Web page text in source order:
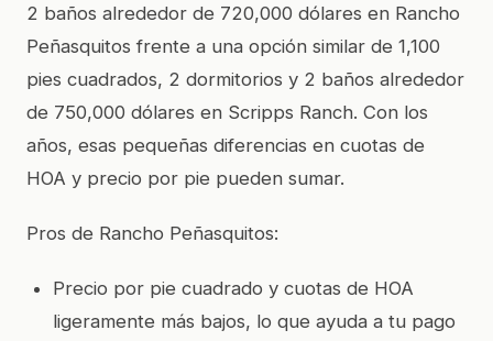
2 baños alrededor de 720,000 dólares en Rancho
Peñasquitos frente a una opción similar de 1,100
pies cuadrados, 2 dormitorios y 2 baños alrededor
de 750,000 dólares en Scripps Ranch. Con los
años, esas pequeñas diferencias en cuotas de
HOA y precio por pie pueden sumar.
Pros de Rancho Peñasquitos:
Precio por pie cuadrado y cuotas de HOA
ligeramente más bajos, lo que ayuda a tu pago